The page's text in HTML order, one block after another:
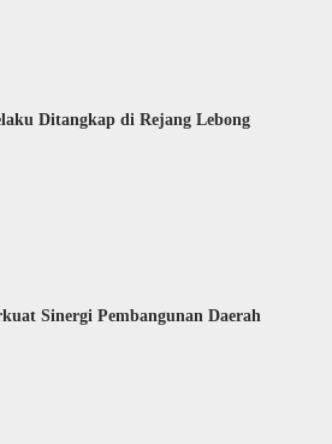
Ditangkap di Rejang Lebong
Sinergi Pembangunan Daerah